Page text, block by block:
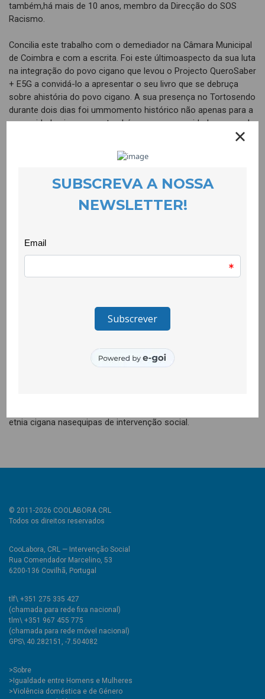
também,há mais de 10 anos, membro da Direcção do SOS
Racismo.
Concilia este trabalho com o demediador na Câmara Municipal
de Coimbra e com a escrita. Foi este últimoaspecto da sua luta
na integração do povo cigano que levou o Projecto QueroSaber
+ E5G a convidá-lo a apresentar o seu livro que se debruça
sobre ahistória do povo cigano. A sua presença no Tortosendo
durante dois dias foi ummomento histórico não apenas para a
comunidade cigana mas também para acomunidade em geral.
Freguesiaque foi pequena para acolher a multidão de pessoas
que o quiseram ouvir. BrunoGonçalves apelou aos presentes,
escola como caminho para a inclusão. A Escola do Largo da
Feira e aEB 2/3 foram palco também de várias sessões em
para a sua integração.
Agrupamento de Escolas de Tortosendo, a Junta deFreguesia
Saber + E5G,teve como grande objectivo contribuir para a
melhoria da imagem da comunidadecigana e, pelo menos no
que se refere às instituições locais envolvidas e àscrianças e
etnia cigana nasequipas de intervenção social.
© 2011-2026 COOLABORA CRL
Todos os direitos reservados
CooLabora, CRL — Intervenção Social
Rua Comendador Marcelino, 53
6200-136 Covilhã, Portugal
tlf\ +351 275 335 427
(chamada para rede fixa nacional)
tlm\ +351 967 455 775
(chamada para rede móvel nacional)
GPS\ 40.282151, -7.504082
>Sobre
>Igualdade entre Homens e Mulheres
>Violência doméstica e de Género